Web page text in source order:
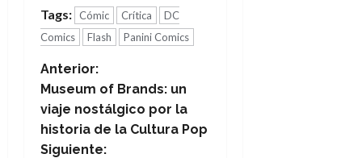
Tags: Cómic Crítica
DC
Comics
Flash Panini Comics
N
a
v
Anterior:
Museum of Brands: un
viaje nostálgico por la
historia de la Cultura Pop
Siguiente: